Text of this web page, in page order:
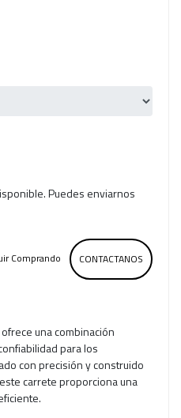
Puedes enviarnos
CONTACTANOS
Comprando
una combinación
para los
con precisión y construido
carrete proporciona una